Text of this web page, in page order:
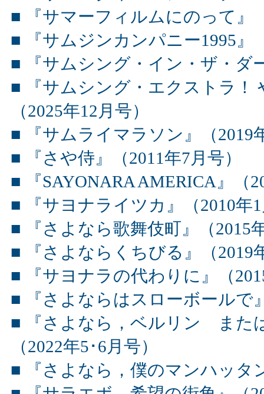
■ 『サマーフィルムにのって』
■ 『サムジンカンパニー1995』
■ 『サムシング・イン・ザ・ダ
■ 『サムシング・エクストラ！
（2025年12月号）
■ 『サムライマラソン』（2019
■ 『さや侍』（2011年7月号）
■ 『SAYONARA AMERICA』（
■ 『サヨナライツカ』（2010年
■ 『さよなら歌舞伎町』（2015
■ 『さよならくちびる』（2019
■ 『サヨナラの代わりに』（
■ 『さよならはスローボールで
■ 『さよなら，ベルリン また
（2022年5･6月号）
■ 『さよなら，僕のマンハッタ